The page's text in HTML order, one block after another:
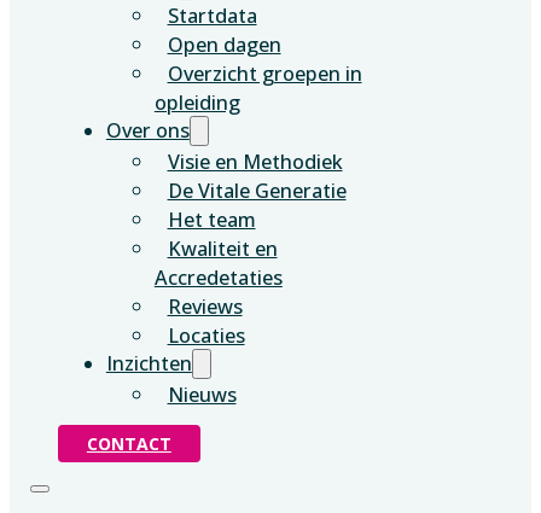
Startdata
Open dagen
Overzicht groepen in
opleiding
Over ons
Visie en Methodiek
De Vitale Generatie
Het team
Kwaliteit en
Accredetaties
Reviews
Locaties
Inzichten
Nieuws
CONTACT